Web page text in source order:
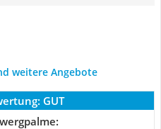
weitere Angebote
GUT